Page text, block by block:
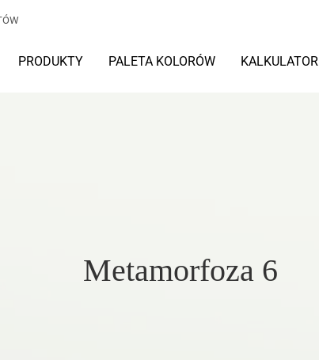
PRODUKTY PALETA KOLORÓW KALKULATOR
Metamorfoza 6